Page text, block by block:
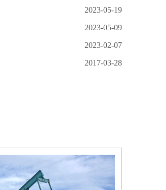
2023-05-19
2023-05-09
2023-02-07
2017-03-28